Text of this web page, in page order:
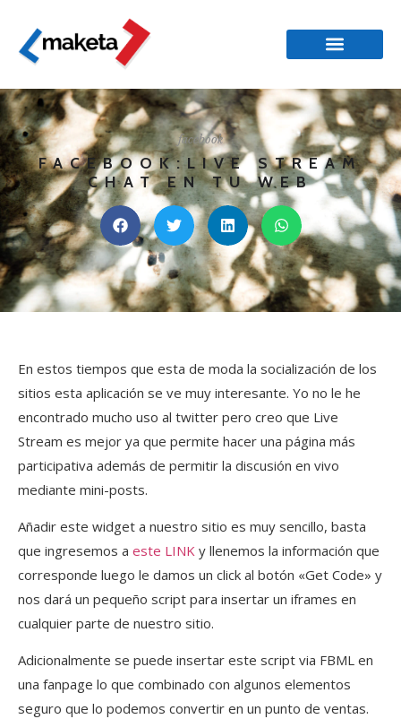
facebook
FACEBOOK:LIVE STREAM
CHAT EN TU WEB
En estos tiempos que esta de moda la socialización de los
sitios esta aplicación se ve muy interesante. Yo no le he
encontrado mucho uso al twitter pero creo que Live
Stream es mejor ya que permite hacer una página más
participativa además de permitir la discusión en vivo
mediante mini-posts.
Añadir este widget a nuestro sitio es muy sencillo, basta
que ingresemos a este LINK y llenemos la información que
corresponde luego le damos un click al botón «Get Code» y
nos dará un pequeño script para insertar un iframes en
cualquier parte de nuestro sitio.
Adicionalmente se puede insertar este script via FBML en
una fanpage lo que combinado con algunos elementos
seguro que lo podemos convertir en un punto de ventas.